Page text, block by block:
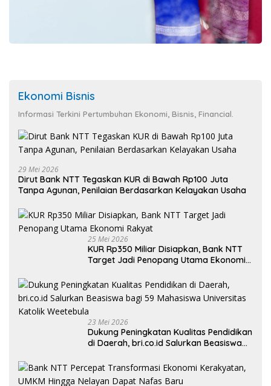
Ekonomi Bisnis
Informasi Terkini Pertumbuhan Ekonomi, Bisnis, Financial.
29 Mei 2026
Dirut Bank NTT Tegaskan KUR di Bawah Rp100 Juta
Tanpa Agunan, Penilaian Berdasarkan Kelayakan Usaha
25 Mei 2026
KUR Rp350 Miliar Disiapkan, Bank NTT
Target Jadi Penopang Utama Ekonomi
23 Mei 2026
Dukung Peningkatan Kualitas Pendidikan
di Daerah, bri.co.id Salurkan Beasiswa
Weetebula